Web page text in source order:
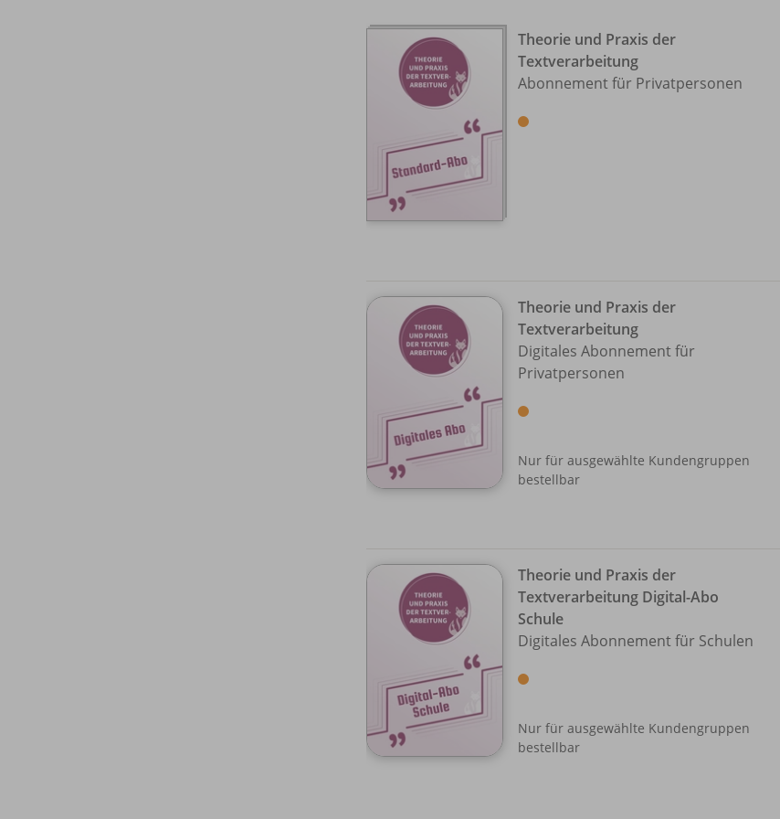
Theorie und Praxis der
Textverarbeitung
Abonnement für Privatpersonen
Theorie und Praxis der
Textverarbeitung
Digitales Abonnement für
Privatpersonen
Nur für ausgewählte Kundengruppen
bestellbar
Theorie und Praxis der
Textverarbeitung Digital-Abo
Schule
Digitales Abonnement für Schulen
Nur für ausgewählte Kundengruppen
bestellbar